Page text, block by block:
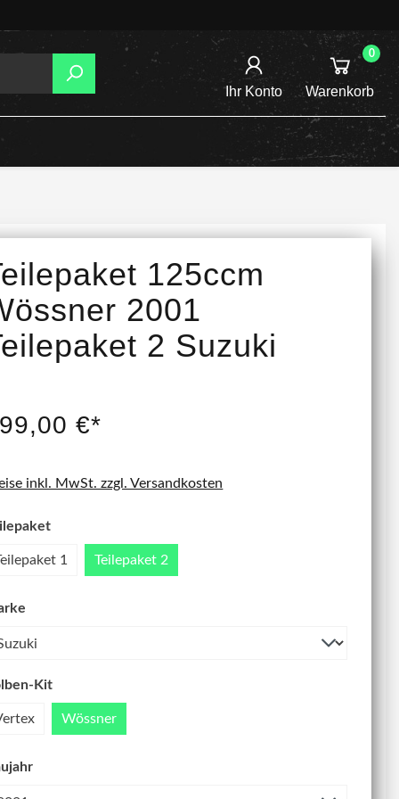
Ihr Konto
0
Warenkorb
/
NEU
125ccm
2001
2 Suzuki
€*
inkl. MwSt. zzgl. Versandkosten
1 Teilepaket 2
Kit
Wössner